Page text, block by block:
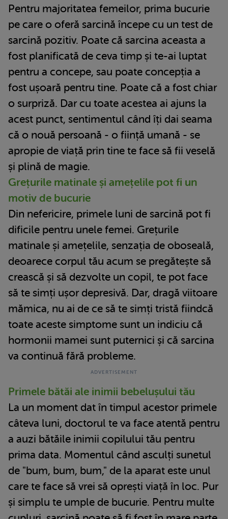
Pentru majoritatea femeilor, prima bucurie
pe care o oferă sarcină începe cu un test de
sarcină pozitiv. Poate că sarcina aceasta a
fost planificată de ceva timp și te-ai luptat
pentru a concepe, sau poate concepția a
fost ușoară pentru tine. Poate că a fost chiar
o surpriză. Dar cu toate acestea ai ajuns la
acest punct, sentimentul când îți dai seama
că o nouă persoană - o ființă umană - se
apropie de viață prin tine te face să fii veselă
și plină de magie.
Grețurile matinale și amețelile pot fi un
motiv de bucurie
Din nefericire, primele luni de sarcină pot fi
dificile pentru unele femei. Grețurile
matinale și amețelile, senzația de oboseală,
deoarece corpul tău acum se pregătește să
crească și să dezvolte un copil, te pot face
să te simți ușor depresivă. Dar, dragă viitoare
mămica, nu ai de ce să te simți tristă fiindcă
toate aceste simptome sunt un indiciu că
hormonii mamei sunt puternici și că sarcina
va continuă fără probleme.
Primele bătăi ale inimii bebelușului tău
La un moment dat în timpul acestor primele
câteva luni, doctorul te va face atentă pentru
a auzi bătăile inimii copilului tău pentru
prima data. Momentul când asculți sunetul
de "bum, bum, bum," de la aparat este unul
care te face să vrei să oprești viață în loc. Pur
și simplu te umple de bucurie. Pentru multe